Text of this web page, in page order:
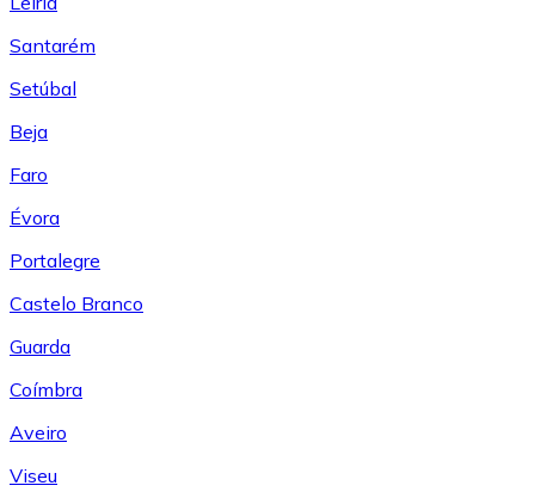
Santarém
Setúbal
Beja
Faro
Évora
Portalegre
Castelo Branco
Guarda
Coímbra
Aveiro
Viseu